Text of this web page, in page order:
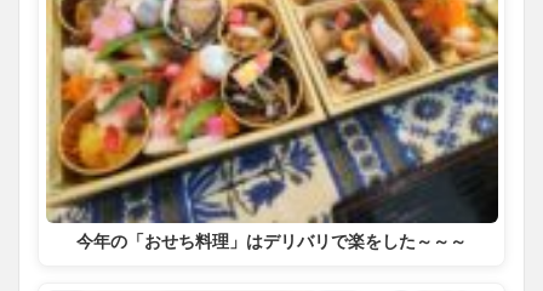
今年の「おせち料理」はデリバリで楽をした～～～